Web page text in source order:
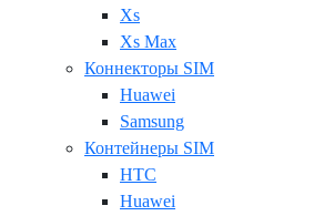
Xs
Xs Max
Коннекторы SIM
Huawei
Samsung
Контейнеры SIM
HTC
Huawei